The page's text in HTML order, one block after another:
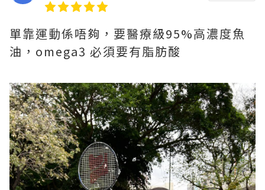
單靠運動係唔夠，要醫療級95%高濃度魚
油，omega3 必須要有脂肪酸